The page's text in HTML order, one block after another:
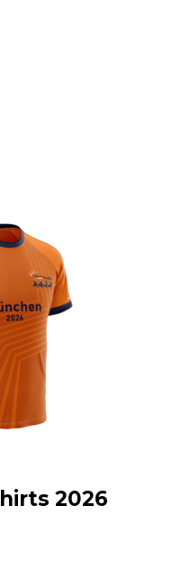
2026